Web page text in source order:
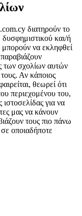
διατηρούν το
και/ή
μπορούν να εκληφθεί
των σχολίων αυτών
Αν κάποιος
θεωρεί ότι
περιεχομένου του,
για να
μας να κάνουν
τους πιο πάνω
οποιαδήποτε